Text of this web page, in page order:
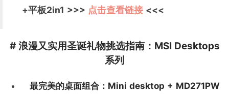
+平板2in1 >>> 点击查看链接 <<<
# 浪漫又实用圣诞礼物挑选指南：MSI Desktops
系列
最完美的桌面组合： Mini desktop + MD271PW